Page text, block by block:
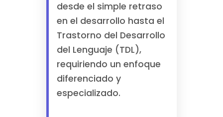
desde el simple retraso
en el desarrollo hasta el
Trastorno del Desarrollo
del Lenguaje (TDL),
requiriendo un enfoque
diferenciado y
especializado.